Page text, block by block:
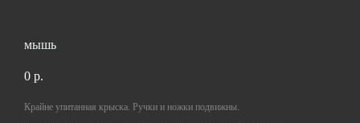
мышь
0 p.
Крайне упитанная крыска. Ручки и ножки подвижны.